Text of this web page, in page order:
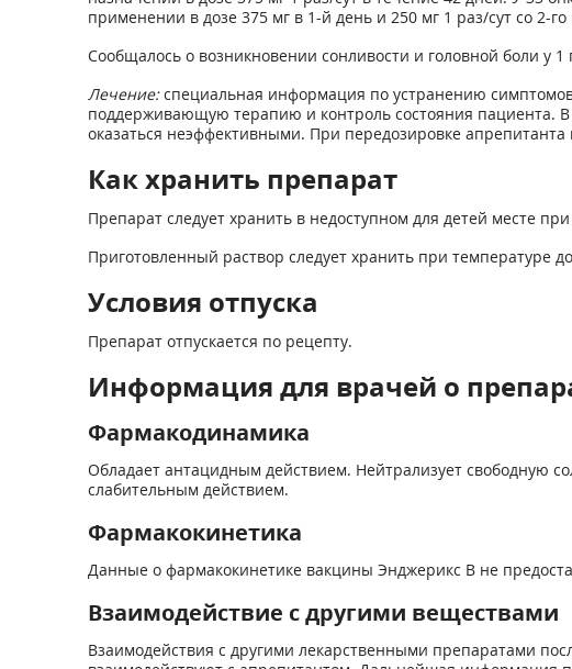
применении в дозе 375 мг в 1-й день и 250 мг 1 раз/сут со 2-
Сообщалось о возникновении сонливости и головной боли у
Лечение:специальная информация по устранению
поддерживающую терапию и контроль состояния пациента.
оказаться неэффективными. При передозировке апрепитанта
Как хранить препарат
Препарат следует хранить в недоступном для детей месте
Приготовленный раствор следует хранить при температуре
Условия отпуска
Препарат отпускается по рецепту.
Информация для врачей о
Фармакодинамика
Обладает антацидным действием. Нейтрализует свободную
слабительным действием.
Фармакокинетика
Данные о фармакокинетике вакцины Энджерикс В не
Взаимодействие с другими веществами
Взаимодействия с другими лекарственными препаратами